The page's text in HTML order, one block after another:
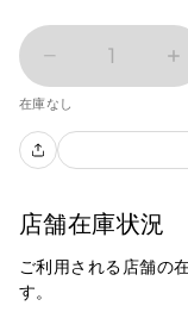
1
在庫なし
店舗在庫状況
ご利用される店舗の
す。